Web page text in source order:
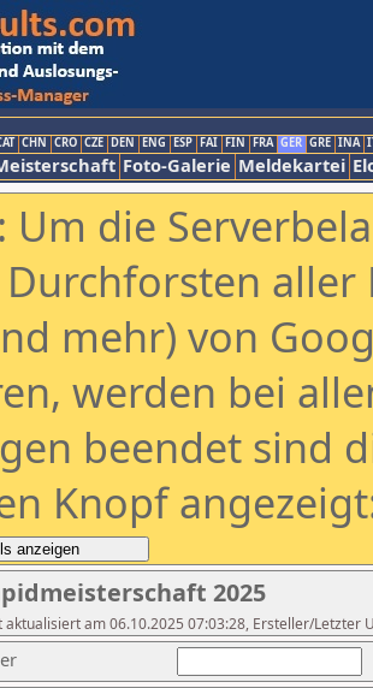
CHN CRO CZE DEN ENG ESP FAI FIN FRA GER GRE INA
Foto-Galerie Meldekartei
Um die
aller
mehr) von
werden bei
beendet sind
Knopf
2025
am 06.10.2025 07:03:28, Ersteller/Letzter